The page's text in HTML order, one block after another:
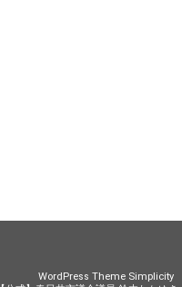
WordPress Theme Simplicity